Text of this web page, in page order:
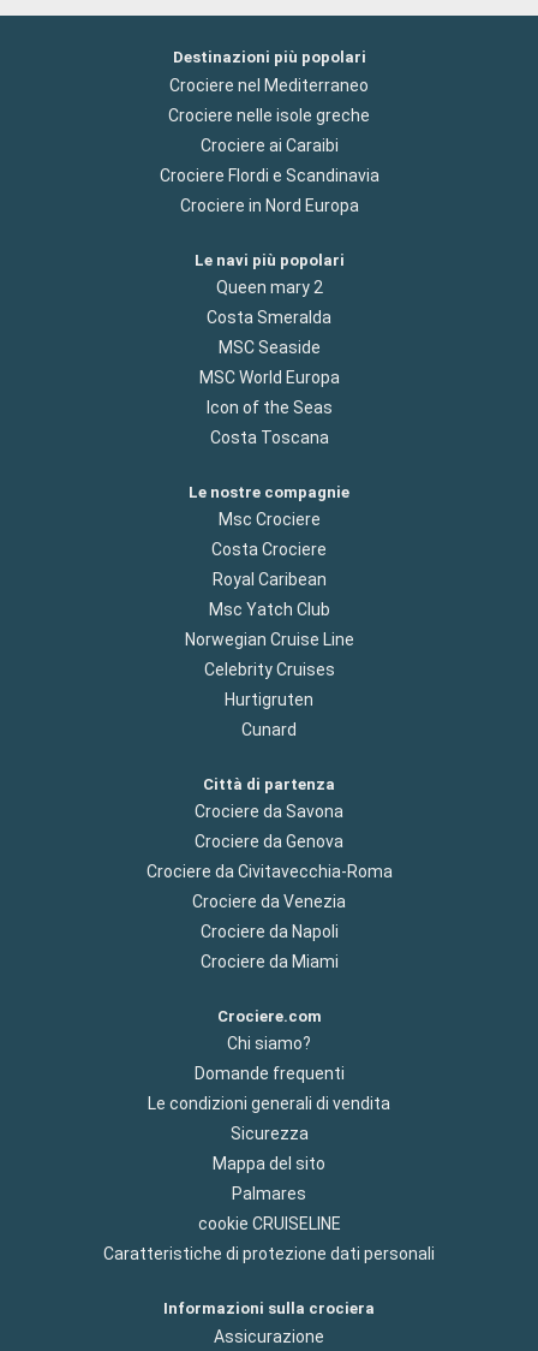
Destinazioni più popolari
Crociere nel Mediterraneo
Crociere nelle isole greche
Crociere ai Caraibi
Crociere Flordi e Scandinavia
Crociere in Nord Europa
Le navi più popolari
Queen mary 2
Costa Smeralda
MSC Seaside
MSC World Europa
Icon of the Seas
Costa Toscana
Le nostre compagnie
Msc Crociere
Costa Crociere
Royal Caribean
Msc Yatch Club
Norwegian Cruise Line
Celebrity Cruises
Hurtigruten
Cunard
Città di partenza
Crociere da Savona
Crociere da Genova
Crociere da Civitavecchia-Roma
Crociere da Venezia
Crociere da Napoli
Crociere da Miami
Crociere.com
Chi siamo?
Domande frequenti
Le condizioni generali di vendita
Sicurezza
Mappa del sito
Palmares
cookie CRUISELINE
Caratteristiche di protezione dati personali
Informazioni sulla crociera
Assicurazione